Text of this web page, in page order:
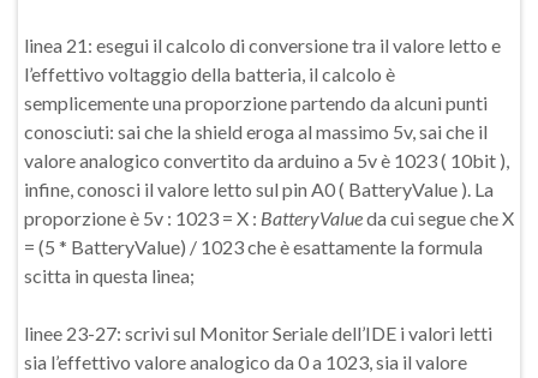
linea 21: esegui il calcolo di conversione tra il valore letto e
l’effettivo voltaggio della batteria, il calcolo è
semplicemente una proporzione partendo da alcuni punti
conosciuti: sai che la shield eroga al massimo 5v, sai che il
valore analogico convertito da arduino a 5v è 1023 ( 10bit ),
infine, conosci il valore letto sul pin A0 ( BatteryValue ). La
proporzione è 5v : 1023 = X : BatteryValueda cui segue che X
= (5 * BatteryValue) / 1023 che è esattamente la formula
scitta in questa linea;
linee 23-27: scrivi sul Monitor Seriale dell’IDE i valori letti
sia l’effettivo valore analogico da 0 a 1023, sia il valore